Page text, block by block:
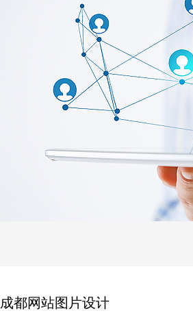
成都网站图片设计